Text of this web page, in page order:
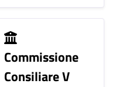
Commissione
Consiliare V